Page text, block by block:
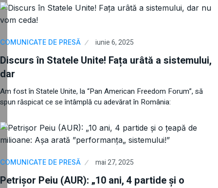
COMUNICATE DE PRESĂ iunie 6, 2025
Discurs în Statele Unite! Fața urâtă a sistemului,
dar
Am fost în Statele Unite, la “Pan American Freedom Forum”, să
spun răspicat ce se întâmplă cu adevărat în România:
COMUNICATE DE PRESĂ mai 27, 2025
Petrișor Peiu (AUR): „10 ani, 4 partide și o